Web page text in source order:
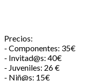
Precios:
- Componentes: 35€
- Invitad@s: 40€
- Juveniles: 26 €
- Niñ@s: 15€